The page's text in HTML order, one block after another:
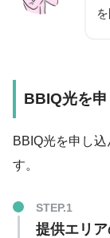
BBIQ光を
BBIQ光を申し
す。
提供エリ